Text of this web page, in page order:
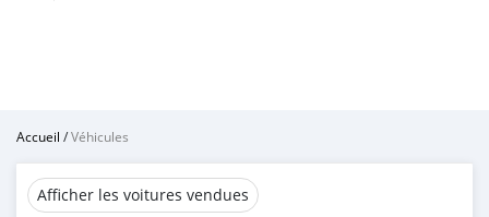
Accueil /Véhicules
Afficher les voitures vendues